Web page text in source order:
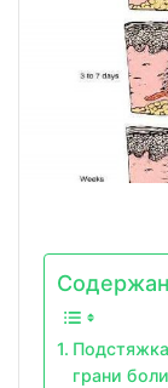
грани боли